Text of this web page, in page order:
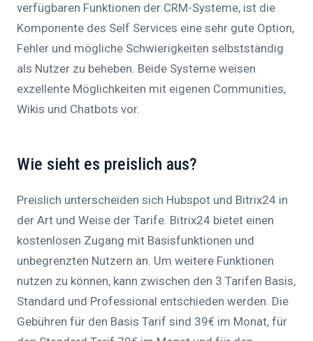
verfügbaren Funktionen der CRM-Systeme, ist die
Komponente des Self Services eine sehr gute Option,
Fehler und mögliche Schwierigkeiten selbstständig
als Nutzer zu beheben. Beide Systeme weisen
exzellente Möglichkeiten mit eigenen Communities,
Wikis und Chatbots vor.
Wie sieht es preislich aus?
Preislich unterscheiden sich Hubspot und Bitrix24 in
der Art und Weise der Tarife. Bitrix24 bietet einen
kostenlosen Zugang mit Basisfunktionen und
unbegrenzten Nutzern an. Um weitere Funktionen
nutzen zu können, kann zwischen den 3 Tarifen Basis,
Standard und Professional entschieden werden. Die
Gebühren für den Basis Tarif sind 39€ im Monat, für